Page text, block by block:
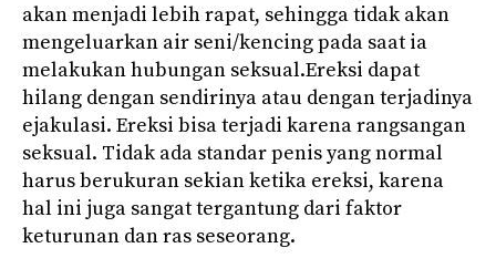
akan menjadi lebih rapat, sehingga tidak akan
mengeluarkan air seni/kencing pada saat ia
melakukan hubungan seksual.Ereksi dapat
hilang dengan sendirinya atau dengan terjadinya
ejakulasi. Ereksi bisa terjadi karena rangsangan
seksual. Tidak ada standar penis yang normal
harus berukuran sekian ketika ereksi, karena
hal ini juga sangat tergantung dari faktor
keturunan dan ras seseorang.